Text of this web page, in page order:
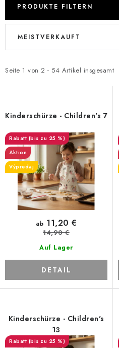
PRODUKTE FILTERN
L
t
e
r
P
r
o
Seite 1 von 2 - 54 Artikel insgesamt
P
d
t
s
o
r
t
g
MEISTVERKAUFT
Kinderschürze - Children's 7
(bis zu 25 %)
Aktion
Výpredaj
Auf Lager
ab 11,20 €
14,90 €
DETAIL
Kinderschürze - Children's
13
(bis zu 25 %)